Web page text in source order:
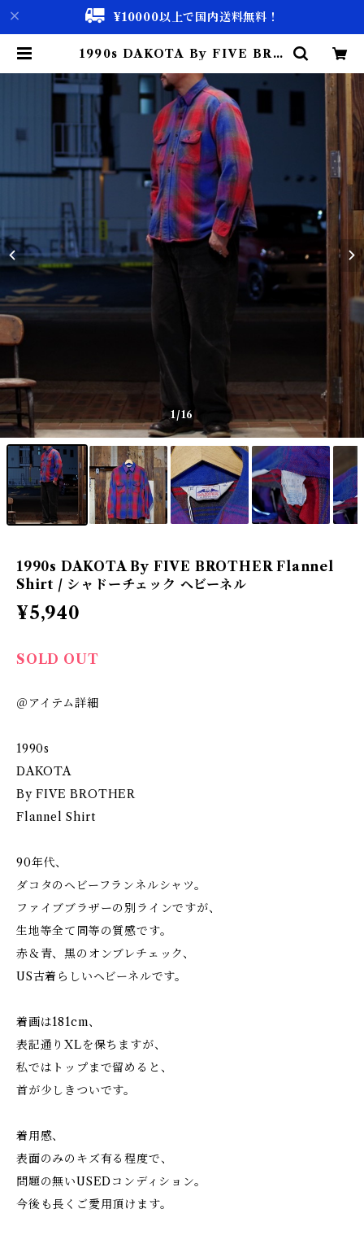
¥10000以上で国内送料無料！
1990s DAKOTA By FIVE BRO
チェック ヘビーネル | 古着屋 仙台
biscco【古着 & Vintage 通販】
1/16
1990s DAKOTA By FIVE BROTHER Flannel
Shirt / シャドーチェック ヘビーネル
¥5,940
SOLD OUT
＠アイテム詳細
1990s
DAKOTA
By FIVE BROTHER
Flannel Shirt
90年代、
ダコタのヘビーフランネルシャツ。
ファイブブラザーの別ラインですが、
生地等全て同等の質感です。
赤＆青、黒のオンブレチェック、
US古着らしいヘビーネルです。
着画は181cm、
表記通りXLを保ちますが、
私ではトップまで留めると、
首が少しきついです。
着用感、
表面のみのキズ有る程度で、
問題の無いUSEDコンディション。
今後も長くご愛用頂けます。